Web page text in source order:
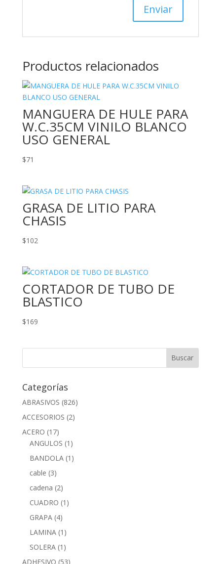
Productos relacionados
MANGUERA DE HULE PARA
W.C.35CM VINILO BLANCO
USO GENERAL
$71
GRASA DE LITIO PARA
CHASIS
$102
CORTADOR DE TUBO DE
BLASTICO
$169
Categorías
ABRASIVOS (826)
ACCESORIOS (2)
ACERO (17)
ANGULOS (1)
BANDOLA (1)
cable (3)
cadena (2)
CUADRO (1)
GRAPA (4)
LAMINA (1)
SOLERA (1)
ADHESIVO (53)